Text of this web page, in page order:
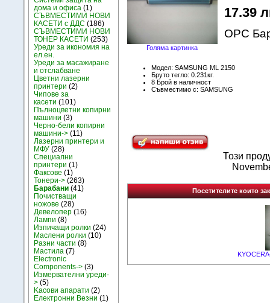
дома и офиса (1)
СЪВМЕСТИМИ НОВИ
КАСЕТИ с ДДС (186)
СЪВМЕСТИМИ НОВИ
ТОНЕР КАСЕТИ (253)
Уреди за икономия на
ел.ен.
Уреди за масажиране
и отслабване
Цветни лазерни
принтери (2)
Чипове за
касети (101)
Пълноцветни копирни
машини (3)
Черно-бели копирни
машини-> (11)
Лазерни принтери и
МФУ (28)
Специални
принтери (1)
Факсове (1)
Тонери-> (263)
Барабани (41)
Почистващи
ножове (28)
Девелопер (16)
Лампи (8)
Изпичащи ролки (24)
Маслени ролки (10)
Разни части (8)
Мастила (7)
Electronic
Components-> (3)
Измервателни уреди-
> (5)
Kасови апарати (2)
Електронни Везни (1)
Голяма картинка
17.39
OPC
Модел: SAMSUNG ML 2150
Бруто тегло: 0.231кг.
8 Брой в наличност
Съвместимо с: SAMSUNG
Този
Посетителите които